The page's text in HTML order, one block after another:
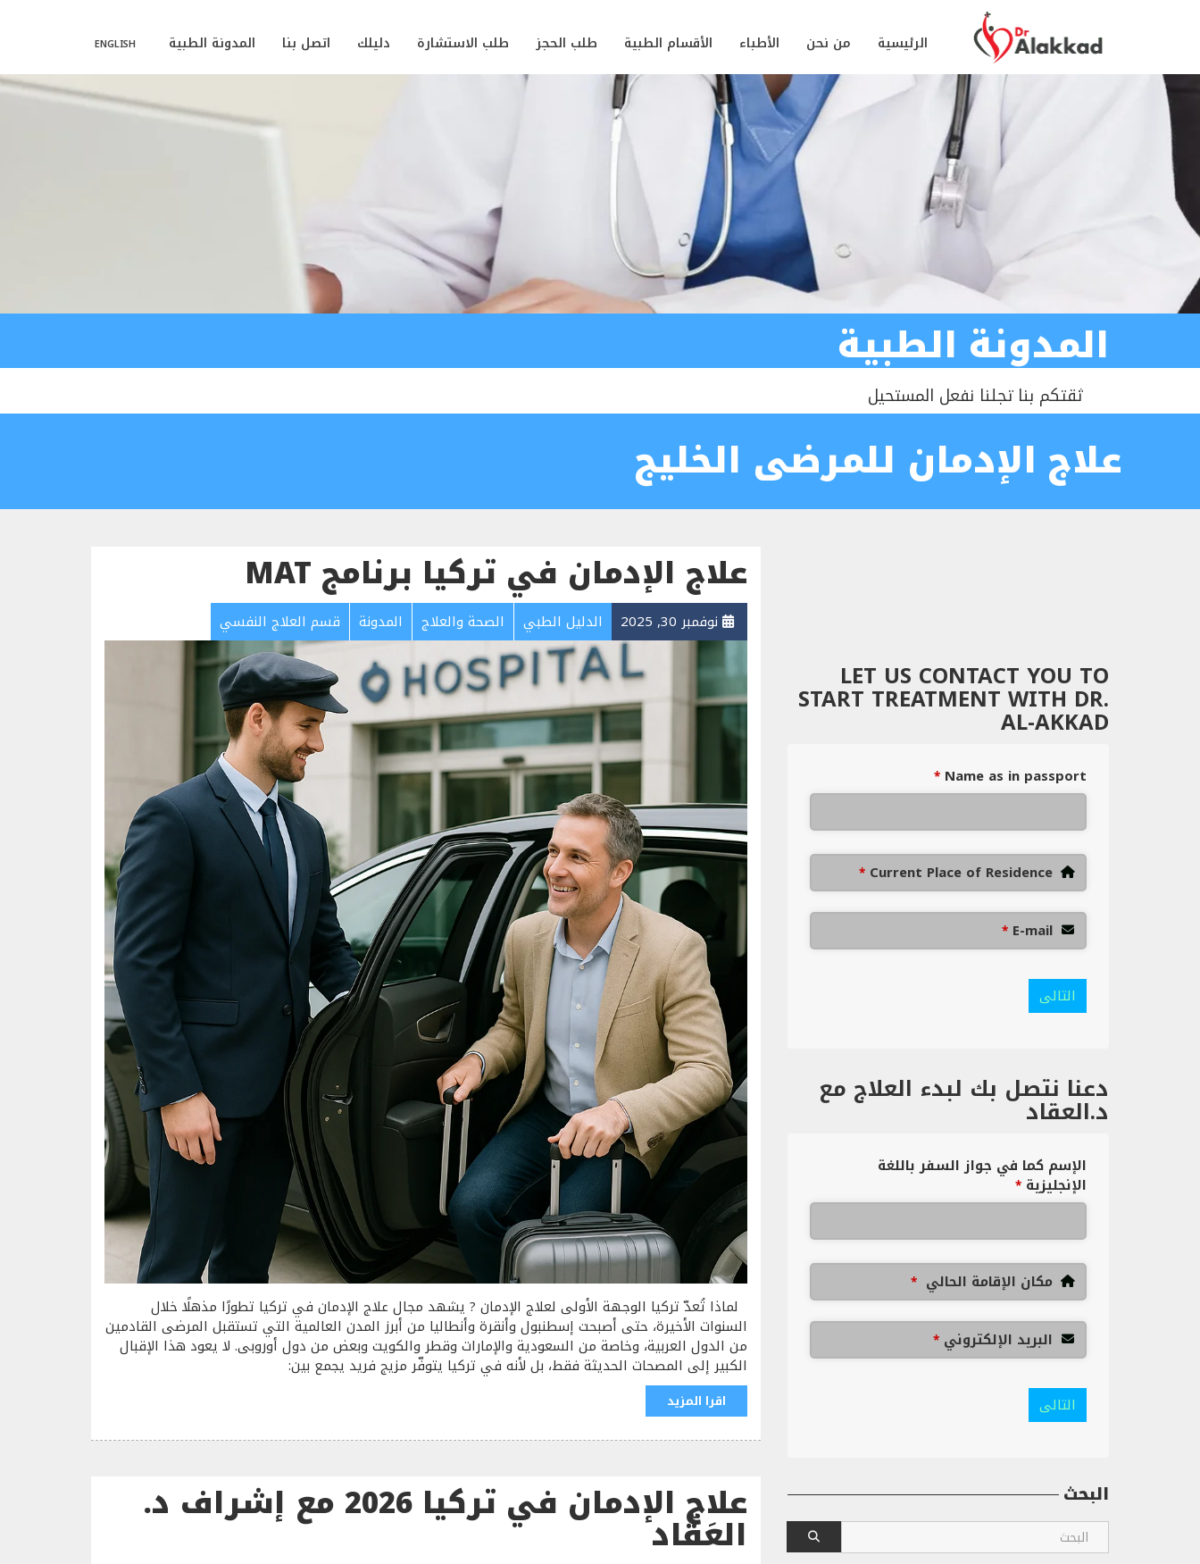
الرئيسية من نحن الأطباء الأقسام الطبية طلب الحجز طلب الاستشارة دليلك اتصل بنا المدونة الطبية ENGLISH
المدونة الطبية
ثقتكم بنا تجلنا نفعل المستحيل
علاج الإدمان للمرضى الخليج
علاج الإدمان في تركيا برنامج MAT
نوفمبر 30, 2025 الدليل الطبي الصحة والعلاج المدونة قسم العلاج النفسي
لماذا تُعدّ تركيا الوجهة الأولى لعلاج الإدمان ? يشهد مجال علاج الإدمان في تركيا تطورًا مذهلًا خلال
السنوات الأخيرة، حتى أصبحت إسطنبول وأنقرة وأنطاليا من أبرز المدن العالمية التي تستقبل المرضى القادمين
من الدول العربية، وخاصة من السعودية والإمارات وقطر والكويت وبعض من دول أوروبى. لا يعود هذا الإقبال
الكبير إلى المصحات الحديثة فقط، بل لأنه في تركيا يتوفّر مزيج فريد يجمع بين:
اقرا المزيد
علاج الإدمان في تركيا 2026 مع إشراف د.
العَقّاد
LET US CONTACT YOU TO
START TREATMENT WITH DR.
AL-AKKAD
Name as in passport
*
Current Place of Residence
*
E-mail
*
التالى
دعنا نتصل بك لبدء العلاج مع
د.العقاد
الإسم كما في جواز السفر باللغة
الإنجليزية *
مكان الإقامة الحالي *
البريد الإلكتروني *
التالى
البحث